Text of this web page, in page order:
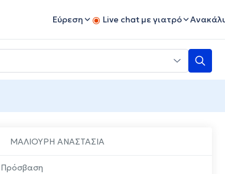
Εύρεση Live chat με γιατρό
ΜΑΛΙΟΥΡΗ ΑΝΑΣΤΑΣΙΑ
Πρόσβαση